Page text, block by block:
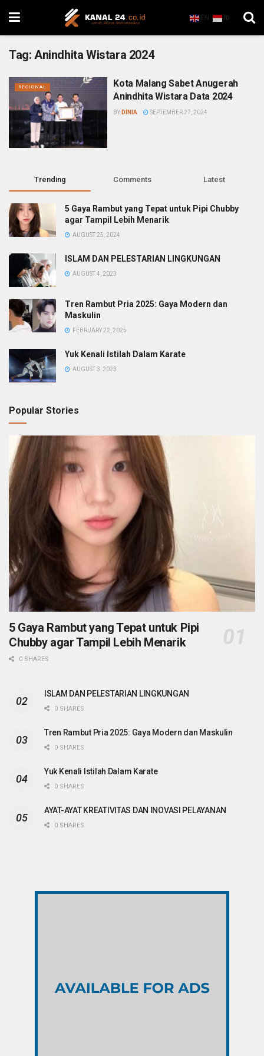
EN ID
Tag: Anindhita Wistara 2024
REGIONAL
Kota Malang Sabet Anugerah
Anindhita Wistara Data 2024
BY DINIA SEPTEMBER 27, 2024
Trending Comments Latest
5 Gaya Rambut yang Tepat untuk Pipi Chubby
agar Tampil Lebih Menarik
AUGUST 25, 2024
ISLAM DAN PELESTARIAN LINGKUNGAN
AUGUST 4, 2023
Tren Rambut Pria 2025: Gaya Modern dan
Maskulin
FEBRUARY 22, 2025
Yuk Kenali Istilah Dalam Karate
AUGUST 3, 2023
Popular Stories
5 Gaya Rambut yang Tepat untuk Pipi
Chubby agar Tampil Lebih Menarik
0 SHARES
ISLAM DAN PELESTARIAN LINGKUNGAN
0 SHARES
Tren Rambut Pria 2025: Gaya Modern dan Maskulin
0 SHARES
Yuk Kenali Istilah Dalam Karate
0 SHARES
AYAT-AYAT KREATIVITAS DAN INOVASI PELAYANAN
0 SHARES